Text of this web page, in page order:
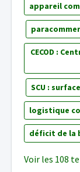
appareil
CECOD :
SCU :
logistique
déficit de la
Voir les 108